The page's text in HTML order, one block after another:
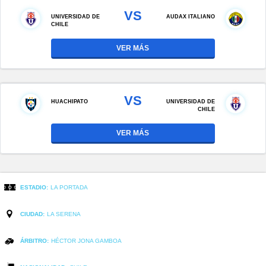
UNIVERSIDAD DE
CHILE
VS AUDAX ITALIANO
VER MÁS
HUACHIPATO VS
UNIVERSIDAD DE
CHILE
VER MÁS
ESTADIO: LA PORTADA
CIUDAD: LA SERENA
ÁRBITRO: HÉCTOR JONA GAMBOA